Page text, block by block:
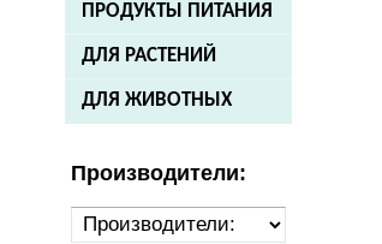
ПРОДУКТЫ ПИТАНИЯ
ДЛЯ РАСТЕНИЙ
ДЛЯ ЖИВОТНЫХ
Производители: